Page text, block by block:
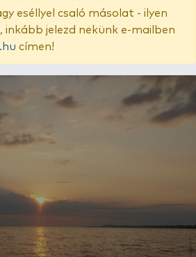
eséllyel csaló másolat - ilyen
inkább jelezd nekünk e-mailben
címen!